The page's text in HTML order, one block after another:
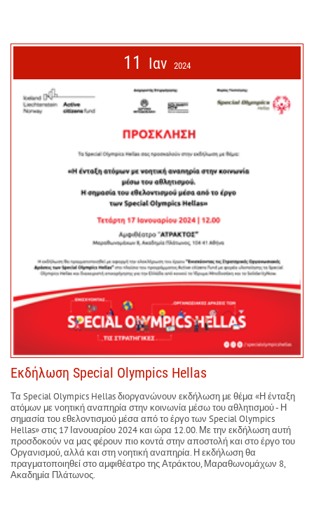
11 Ιαν 2024
Εκδήλωση Special Olympics Hellas
Τα Special Olympics Hellas διοργανώνουν εκδήλωση με θέμα «Η ένταξη
ατόμων με νοητική αναπηρία στην κοινωνία μέσω του αθλητισμού - Η
σημασία του εθελοντισμού μέσα από το έργο των Special Olympics
Hellas» στις 17 Ιανουαρίου 2024 και ώρα 12.00. Με την εκδήλωση αυτή
προσδοκούν να μας φέρουν πιο κοντά στην αποστολή και στο έργο του
Οργανισμού, αλλά και στη νοητική αναπηρία. Η εκδήλωση θα
πραγματοποιηθεί στο αμφιθέατρο της Ατράκτου, Μαραθωνομάχων 8,
Ακαδημία Πλάτωνος.